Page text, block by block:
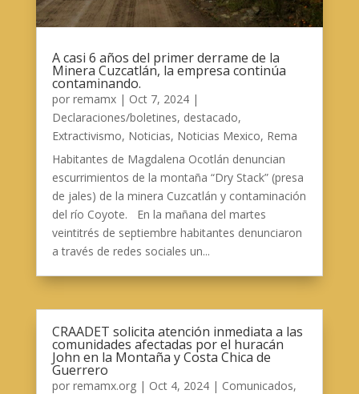
A casi 6 años del primer derrame de la
Minera Cuzcatlán, la empresa continúa
contaminando.
por remamx| Oct 7, 2024|
Declaraciones/boletines, destacado,
Extractivismo, Noticias, Noticias Mexico, Rema
Habitantes de Magdalena Ocotlán denuncian
escurrimientos de la montaña “Dry Stack” (presa
de jales) de la minera Cuzcatlán y contaminación
del río Coyote. En la mañana del martes
veintitrés de septiembre habitantes denunciaron
a través de redes sociales un...
CRAADET solicita atención inmediata a las
comunidades afectadas por el huracán
John en la Montaña y Costa Chica de
Guerrero
por remamx.org| Oct 4, 2024| Comunicados,